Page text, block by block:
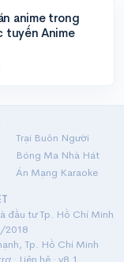
anime trong
tuyến Anime
Trại Buôn Người
Bóng Ma Nhà Hát
Án Mạng Karaoke
đầu tư Tp. Hồ Chí Minh
2018
Tp. Hồ Chí Minh
· Liên hệ · v8.1